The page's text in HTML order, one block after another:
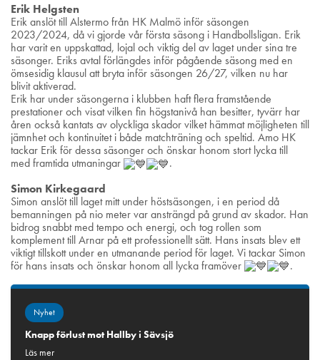
Erik Helgsten
Erik anslöt till Alstermo från HK Malmö inför säsongen
2023/2024, då vi gjorde vår första säsong i Handbollsligan. Erik
har varit en uppskattad, lojal och viktig del av laget under sina tre
säsonger. Eriks avtal förlängdes inför pågående säsong med en
ömsesidig klausul att bryta inför säsongen 26/27, vilken nu har
blivit aktiverad.
Erik har under säsongerna i klubben haft flera framstående
prestationer och visat vilken fin högstanivå han besitter, tyvärr har
åren också kantats av olyckliga skador vilket hämmat möjligheten till
jämnhet och kontinuitet i både matchträning och speltid. Amo HK
tackar Erik för dessa säsonger och önskar honom stort lycka till
med framtida utmaningar
.
Simon Kirkegaard
Simon anslöt till laget mitt under höstsäsongen, i en period då
bemanningen på nio meter var ansträngd på grund av skador. Han
bidrog snabbt med tempo och energi, och tog rollen som
komplement till Arnar på ett professionellt sätt. Hans insats blev ett
viktigt tillskott under en utmanande period för laget. Vi tackar Simon
för hans insats och önskar honom all lycka framöver
.
Nyhet
Knapp förlust mot Hallby i Sävsjö
Läs mer